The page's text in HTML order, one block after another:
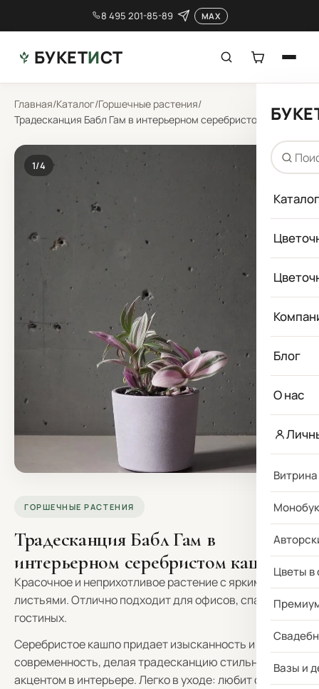
8 495 201-85-89 MAX
БУКЕТИСТ
Каталог
Блог
О нас
Цветы в
Вазы и
Главная/Каталог/Горшечные растения/
Традесканция Бабл Гам в интерьерном серебристом кашпо
1/4
ГОРШЕЧНЫЕ РАСТЕНИЯ
Традесканция Бабл Гам в
интерьерном серебристом кашпо
Красочное и неприхотливое растение с яркими
листьями. Отлично подходит для офисов, спален и
гостиных.
Серебристое кашпо придает изысканность и
современность, делая традесканцию стильным
акцентом в интерьере. Легко в уходе: любит свет,